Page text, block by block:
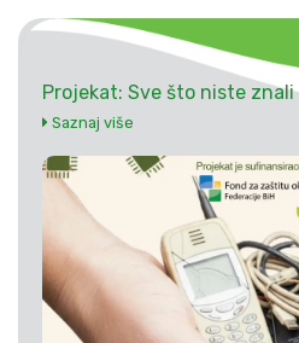
Projekat: Sve što niste
Saznaj više